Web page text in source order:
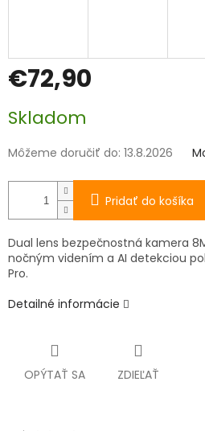
€72,90
cena:
Skladom
Môžeme doručiť do: 13.8.2026
Pridať do košíka
Dual lens bezpečnostná kamera
nočným videním a AI detekciou
Pro.
Detailné informácie
OPÝTAŤ SA ZDIEĽAŤ